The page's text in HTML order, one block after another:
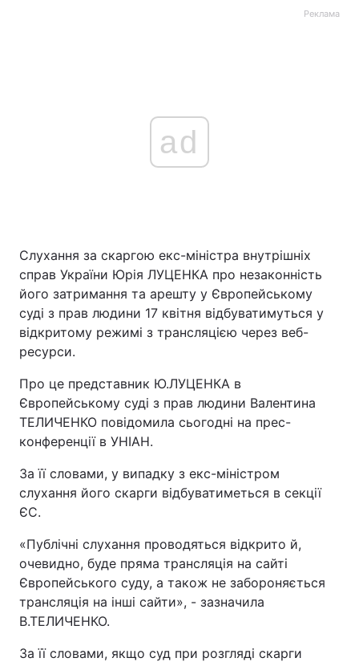
Реклама
ad
Слухання за скаргою екс-міністра внутрішніх
справ України Юрія ЛУЦЕНКА про незаконність
його затримання та арешту у Європейському
суді з прав людини 17 квітня відбуватимуться у
відкритому режимі з трансляцією через веб-
ресурси.
Про це представник Ю.ЛУЦЕНКА в
Європейському суді з прав людини Валентина
ТЕЛИЧЕНКО повідомила сьогодні на прес-
конференції в УНІАН.
За її словами, у випадку з екс-міністром
слухання його скарги відбуватиметься в секції
ЄС.
«Публічні слухання проводяться відкрито й,
очевидно, буде пряма трансляція на сайті
Європейського суду, а також не забороняється
трансляція на інші сайти», - зазначила
В.ТЕЛИЧЕНКО.
За її словами, якщо суд при розгляді скарги